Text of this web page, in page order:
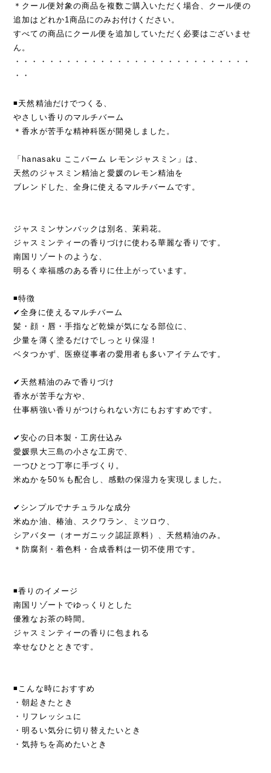
＊クール便対象の商品を複数ご購入いただく場合、クール便の
追加はどれか1商品にのみお付けください。
すべての商品にクール便を追加していただく必要はございませ
ん。
・・・・・・・・・・・・・・・・・・・・・・・・・・・・
・・
◾️天然精油だけでつくる、
やさしい香りのマルチバーム
＊香水が苦手な精神科医が開発しました。
「hanasaku ここバーム レモンジャスミン」は、
天然のジャスミン精油と愛媛のレモン精油を
ブレンドした、全身に使えるマルチバームです。
ジャスミンサンバックは別名、茉莉花。
ジャスミンティーの香りづけに使わる華麗な香りです。
南国リゾートのような、
明るく幸福感のある香りに仕上がっています。
◾️特徴
✔︎全身に使えるマルチバーム
髪・顔・唇・手指など乾燥が気になる部位に、
少量を薄く塗るだけでしっとり保湿！
ベタつかず、医療従事者の愛用者も多いアイテムです。
✔︎天然精油のみで香りづけ
香水が苦手な方や、
仕事柄強い香りがつけられない方にもおすすめです。
✔︎安心の日本製・工房仕込み
愛媛県大三島の小さな工房で、
一つひとつ丁寧に手づくり。
米ぬかを50％も配合し、感動の保湿力を実現しました。
✔︎シンプルでナチュラルな成分
米ぬか油、椿油、スクワラン、ミツロウ、
シアバター（オーガニック認証原料）、天然精油のみ。
＊防腐剤・着色料・合成香料は一切不使用です。
◾️香りのイメージ
南国リゾートでゆっくりとした
優雅なお茶の時間。
ジャスミンティーの香りに包まれる
幸せなひとときです。
◾️こんな時におすすめ
・朝起きたとき
・リフレッシュに
・明るい気分に切り替えたいとき
・気持ちを高めたいとき